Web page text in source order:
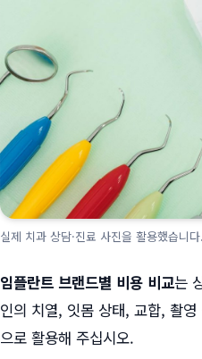
실제 치과 상담·진료 사진을 활용했습니다.
임플란트 브랜드별 비용 비교는
인의 치열, 잇몸 상태, 교합, 촬
으로 활용해 주십시오.